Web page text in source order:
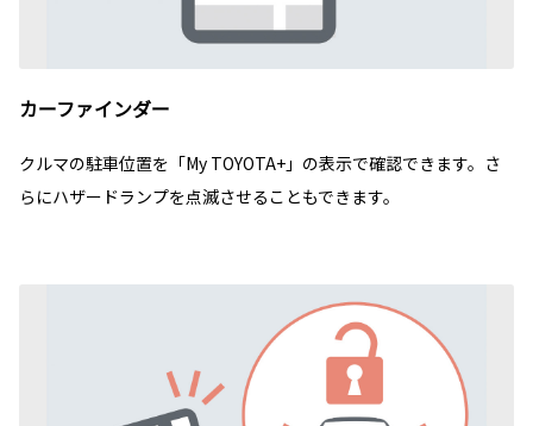
カーファインダー
クルマの駐車位置を「My TOYOTA+」の表示で確認できます。さ
らにハザードランプを点滅させることもできます。